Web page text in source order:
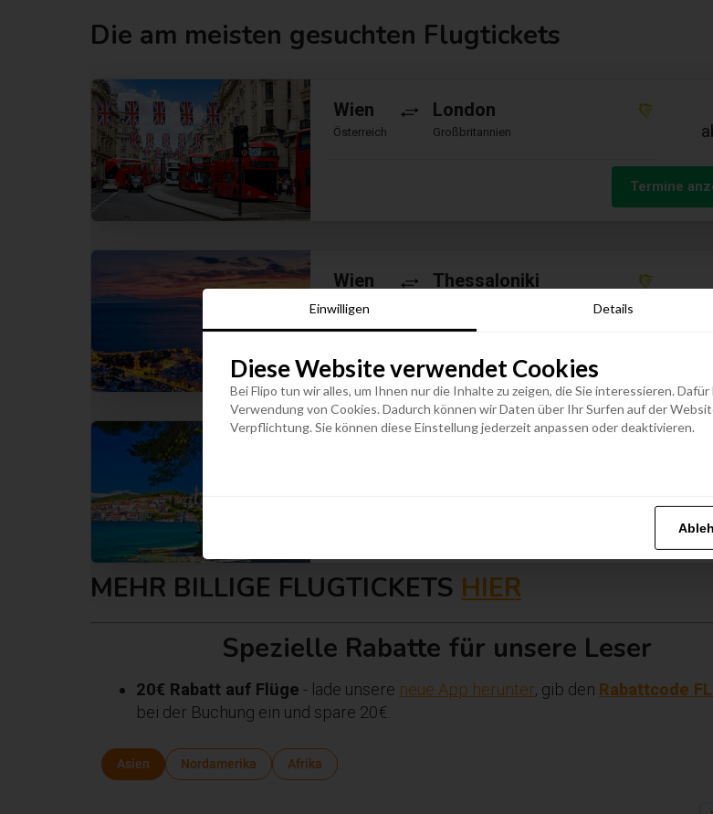
Die am meisten gesuchten Flugtickets
Wien
Österreich
London
Großbritannien
Termine
Wien
Österreich
Thessaloniki
Termine
MEHR BILLIGE FLUGTICKETS HIER
Spezielle Rabatte für unsere Leser
20€ Rabatt auf Flüge - lade unsere neue App herunter, gib den Rabattcode
bei der Buchung ein und spare 20€.
Einwilligen Details
Diese Website verwendet Cookies
Bei Flipo tun wir alles, um Ihnen nur die Inhalte zu zeigen, die Sie interessieren.
Verwendung von Cookies. Dadurch können wir Daten über Ihr Surfen auf der
Verpflichtung. Sie können diese Einstellung jederzeit anpassen oder deaktivieren.